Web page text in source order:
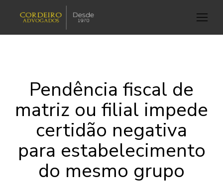
Pendência fiscal de
matriz ou filial impede
certidão negativa
para estabelecimento
do mesmo grupo